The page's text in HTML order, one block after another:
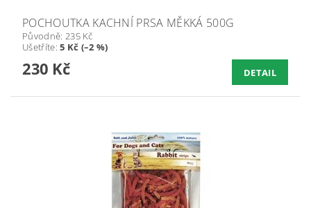
POCHOUTKA KACHNÍ PRSA MĚKKÁ 500G
Původně: 235 Kč
Ušetříte:5 Kč (–2 %)
230 Kč DETAIL